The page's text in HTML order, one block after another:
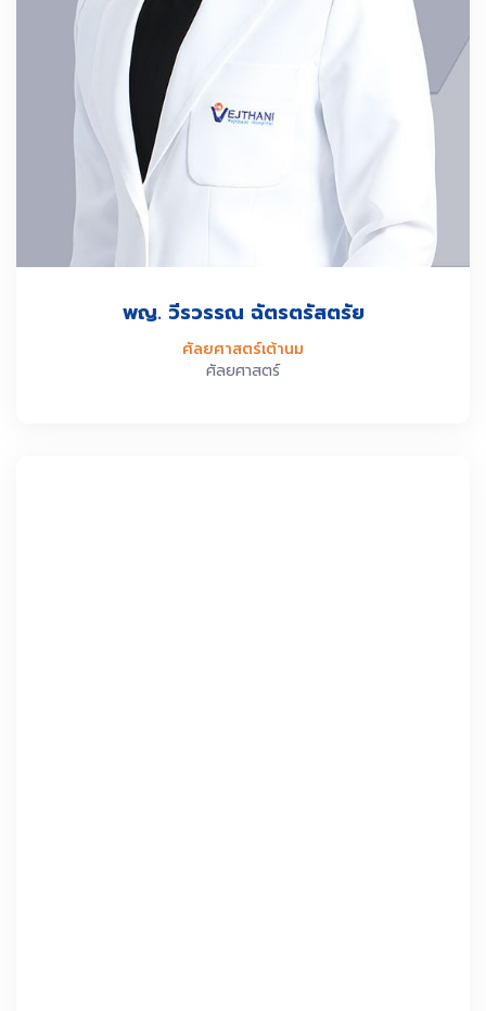
พญ. วีรวรรณ ฉัตรตรัสตรัย
ศัลยศาสตร์เต้านม
ศัลยศาสตร์